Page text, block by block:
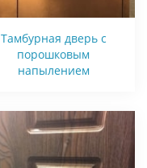
Тамбурная дверь с
порошковым
напылением